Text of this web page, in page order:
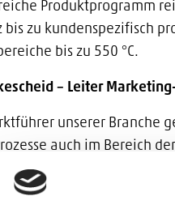
Produktprogramm
bis zu kundenspezifisch
bis zu 550 °C.
– Leiter
unserer Branche
auch im Bereich
Nur